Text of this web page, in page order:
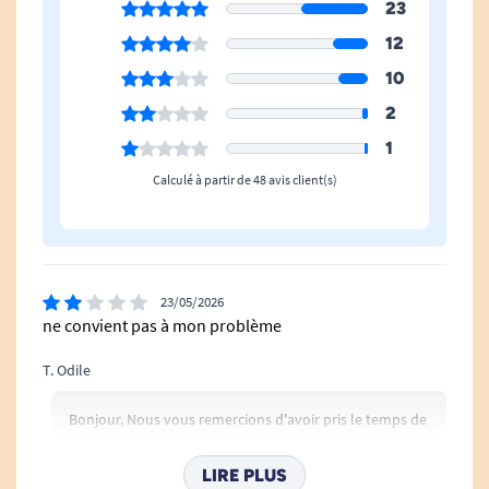
23
12
10
2
1
Calculé à partir de 48 avis client(s)
23/05/2026
ne convient pas à mon problème
T. Odile
Bonjour, Nous vous remercions d'avoir pris le temps de
ne soit pas adapté à votre besoin. N'hésitez pas à nous
LIRE PLUS